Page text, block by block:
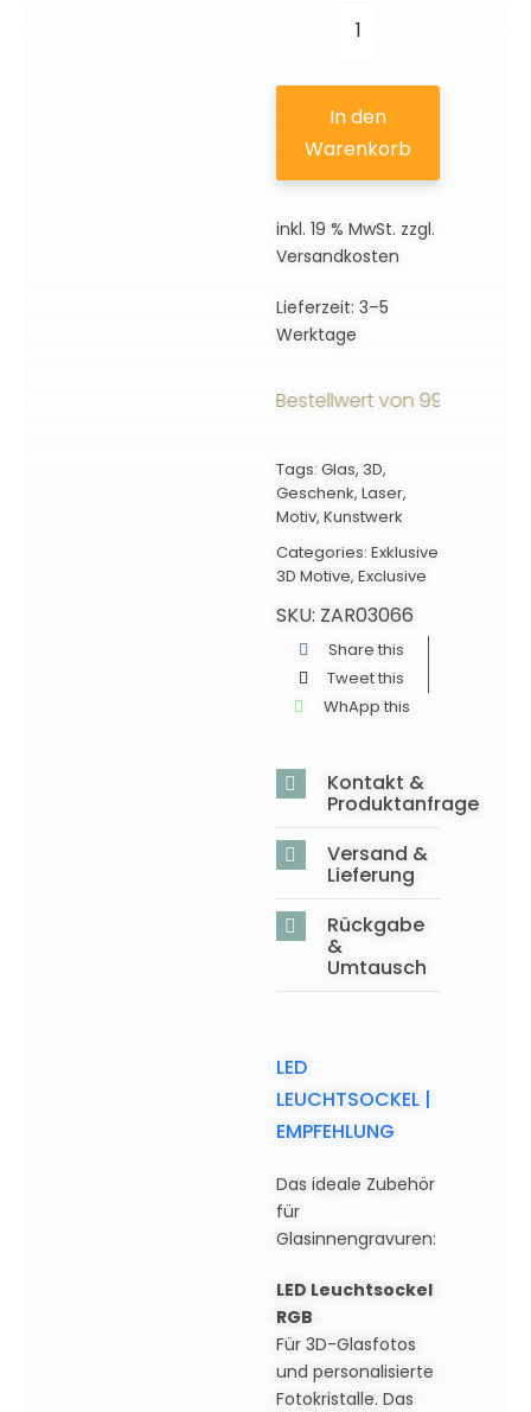
Braque
Exklusive
3D
In den
Warenkorb
inkl. 19 % MwSt. zzgl.
Versandkosten
Lieferzeit: 3–5
Werktage
ab einem Bestellwert von 99€
Tags: Glas, 3D,
Geschenk, Laser,
Motiv, Kunstwerk
Categories: Exklusive
3D Motive, Exclusive
SKU: ZAR03066
Share this
Tweet this
WhApp this
Kontakt &
Produktanfrage
Versand &
Lieferung
Rückgabe
&
Umtausch
LED
LEUCHTSOCKEL |
EMPFEHLUNG
Das ideale Zubehör
für
Glasinnengravuren:
LED Leuchtsockel
RGB
Für 3D-Glasfotos
und personalisierte
Fotokristalle. Das